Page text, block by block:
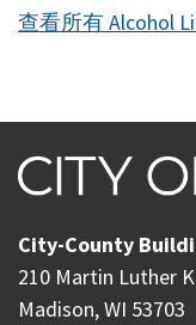
查看所有 Alcohol
City-County
210 Martin Luther
Madison, WI 53703